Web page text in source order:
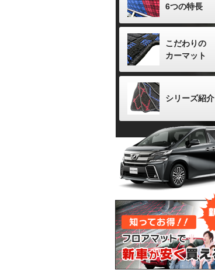
6つの特長
こだわりの
カーマット
シリーズ紹介